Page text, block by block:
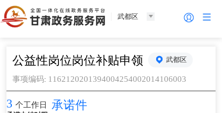
武都区
公益性岗位岗位补贴申领 武都区
事项编码: 1162120201394004254002014106003
3 个工作日 承诺件